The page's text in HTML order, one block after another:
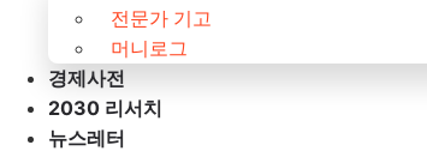
전문가 기고
머니로그
경제사전
2030 리서치
뉴스레터